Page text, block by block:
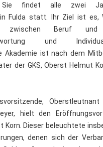
Sie findet alle zwei
Fulda statt. Ihr Ziel ist es,
zwischen Beruf und
und
Akademie ist nach dem
der GKS, Oberst Helmut
Oberstleutnant
hielt den
Korn. Dieser beleuchtete
denen sich der